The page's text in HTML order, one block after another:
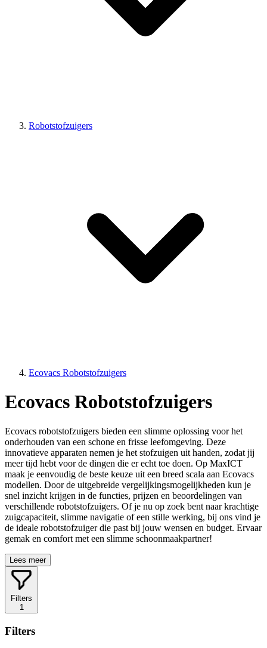
Robotstofzuigers
Ecovacs Robotstofzuigers
Ecovacs Robotstofzuigers
Ecovacs robotstofzuigers bieden een slimme oplossing voor het
onderhouden van een schone en frisse leefomgeving. Deze
innovatieve apparaten nemen je het stofzuigen uit handen, zodat jij
meer tijd hebt voor de dingen die er echt toe doen. Op MaxICT
maak je eenvoudig de beste keuze uit een breed scala aan Ecovacs
modellen. Door de uitgebreide vergelijkingsmogelijkheden kun je
snel inzicht krijgen in de functies, prijzen en beoordelingen van
verschillende robotstofzuigers. Of je nu op zoek bent naar krachtige
zuigcapaciteit, slimme navigatie of een stille werking, bij ons vind je
de ideale robotstofzuiger die past bij jouw wensen en budget. Ervaar
gemak en comfort met een slimme schoonmaakpartner!
Lees meer
Filters
1
Filters